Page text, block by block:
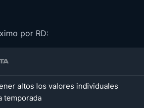
por RD:
altos los valores individuales
temporada